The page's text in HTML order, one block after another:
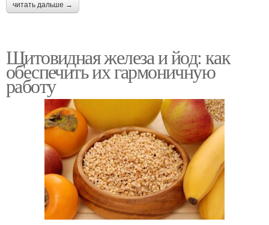
читать дальше →
Щитовидная железа и йод: как
обеспечить их гармоничную
работу